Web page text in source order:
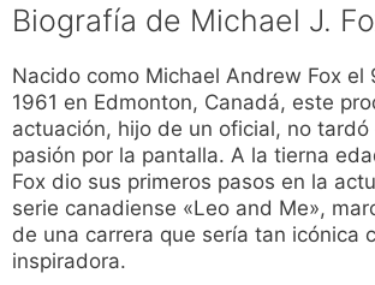
Biografía de Michael J.
Nacido como Michael Andrew Fox el
1961 en Edmonton, Canadá, este
actuación, hijo de un oficial, no
pasión por la pantalla. A la tierna
Fox dio sus primeros pasos en la
serie canadiense «Leo and Me»,
de una carrera que sería tan icónica
inspiradora.